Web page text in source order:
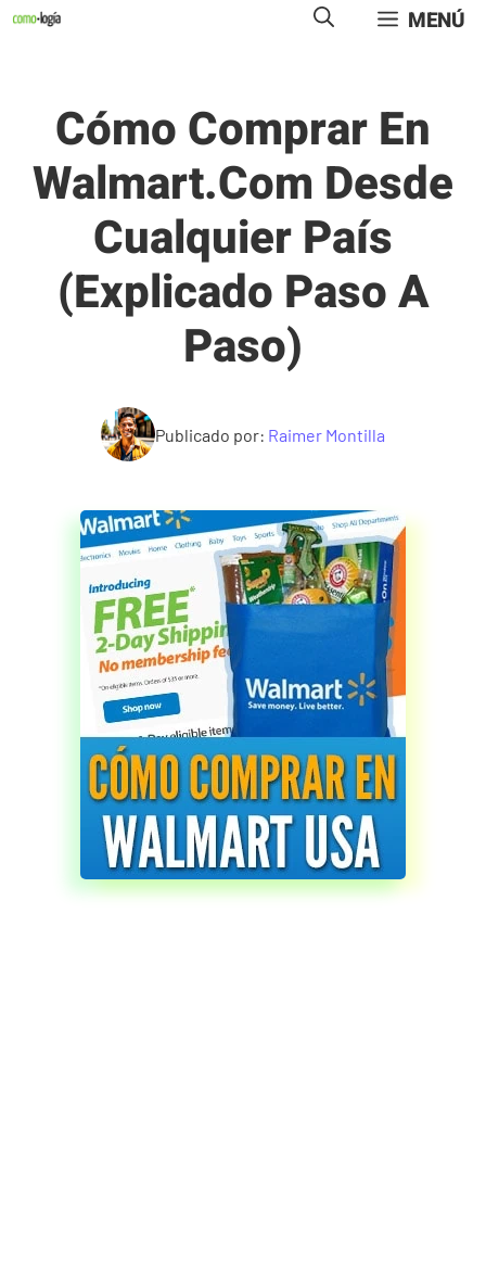
Saltar
MENÚ
Cómo Comprar En
Walmart.com Desde
Cualquier País
(Explicado Paso A
Paso)
Publicado por: Raimer Montilla